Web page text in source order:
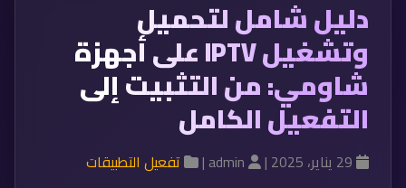
دليل شامل لتحميل
وتشغيل IPTV على أجهزة
شاومي: من التثبيت إلى
التفعيل الكامل
تفعيل التطبيقات